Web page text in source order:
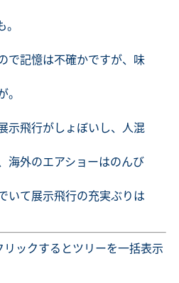
で記憶は不確かですが、味
示飛行がしょぼいし、人混
海外のエアショーはのんび
いて展示飛行の充実ぶりは
リックするとツリーを一括表示